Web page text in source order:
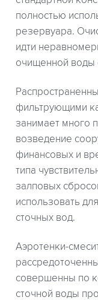
полностью
резервуара.
идти
очищенной воды
фильтрующими
занимает много
возведение
финансовых и
типа
залповых
использовать
сточных вод.
Аэротенки-
совершенны по
сточной воды